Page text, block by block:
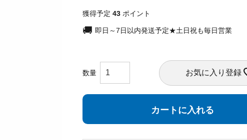
獲得予定 43 ポイント
即日～7日以内発送予定★土日祝も毎日営業
お気に入り登録
カートに入れる